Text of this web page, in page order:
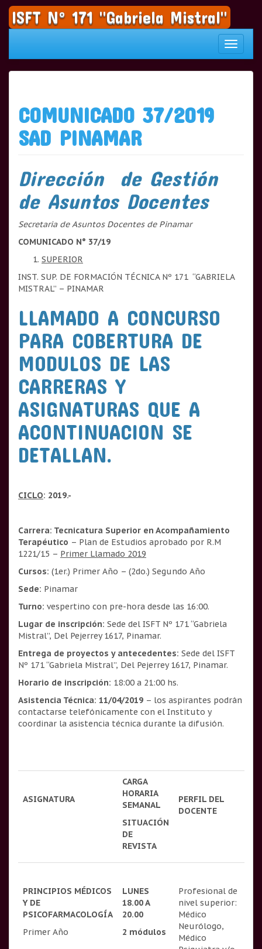
Saltar
contenido
ISFT N° 171 "Gabriela Mistral"
COMUNICADO 37/2019
SAD PINAMAR
Dirección de Gestión
de Asuntos Docentes
Secretaria de Asuntos Docentes de Pinamar
COMUNICADO N° 37/19
SUPERIOR
INST. SUP. DE FORMACIÓN TÉCNICA Nº 171 “GABRIELA
MISTRAL” – PINAMAR
LLAMADO A CONCURSO
PARA COBERTURA DE
MODULOS DE LAS
CARRERAS Y
ASIGNATURAS QUE A
ACONTINUACION SE
DETALLAN.
CICLO: 2019.-
Carrera: Tecnicatura Superior en Acompañamiento
Terapéutico – Plan de Estudios aprobado por R.M
1221/15 – Primer Llamado 2019
Cursos: (1er.) Primer Año – (2do.) Segundo Año
Sede: Pinamar
Turno: vespertino con pre-hora desde las 16:00.
Lugar de inscripción: Sede del ISFT Nº 171 “Gabriela
Mistral”, Del Pejerrey 1617, Pinamar.
Entrega de proyectos y antecedentes: Sede del ISFT
Nº 171 “Gabriela Mistral”, Del Pejerrey 1617, Pinamar.
Horario de inscripción: 18:00 a 21:00 hs.
Asistencia Técnica: 11/04/2019 – los aspirantes podrán
contactarse telefónicamente con el Instituto y
coordinar la asistencia técnica durante la difusión.
ASIGNATURA
CARGA
HORARIA
SEMANAL
SITUACIÓN
DE
REVISTA
PERFIL DEL
DOCENTE
PRINCIPIOS MÉDICOS
Y DE
PSICOFARMACOLOGÍA
Primer Año
LUNES
18.00 A
20.00
2 módulos
Profesional de
nivel superior:
Médico
Neurólogo,
Médico